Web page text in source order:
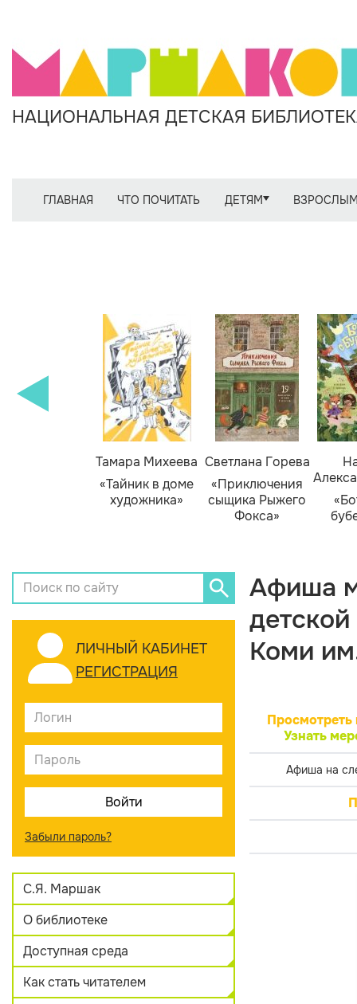
НАЦИОНАЛЬНАЯ ДЕТСКАЯ
ГЛАВНАЯ ЧТО ПОЧИТАТЬ ДЕТЯМ
Тамара Михеева
«Тайник в доме
художника»
Светлана Горева
«Приключения
сыщика Рыжего
Фокса»
ЛИЧНЫЙ КАБИНЕТ
РЕГИСТРАЦИЯ
Забыли пароль?
С.Я. Маршак
О библиотеке
Доступная среда
Как стать читателем
Афиша
Коми
Просмотреть
Узнать
Афиша на